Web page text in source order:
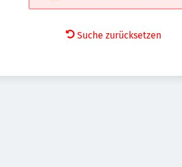
Suche zurücksetzen